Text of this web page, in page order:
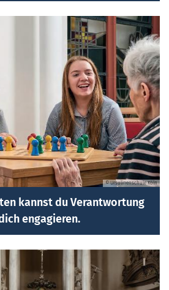
© Ursulinenschule Köln
kannst du Verantwortung
engagieren.